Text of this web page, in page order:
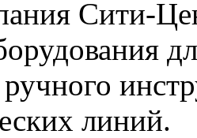
Сити-
ручного
линий.